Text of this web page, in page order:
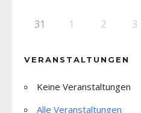
31 1 2 3
VERANSTALTUNGEN
Keine Veranstaltungen
Alle Veranstaltungen